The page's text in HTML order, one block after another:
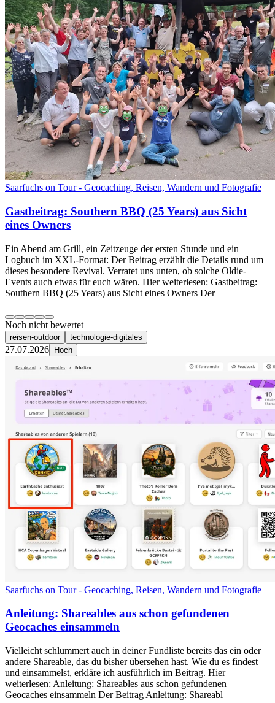
Saarfuchs on Tour - Geocaching, Reisen, Wandern und Fotografie
Gastbeitrag: Southern BBQ (25 Years) aus Sicht
eines Owners
Ein Abend am Grill, ein Zeitzeuge der ersten Stunde und ein
Logbuch im XXL-Format: Der Beitrag erzählt die Details rund um
dieses besondere Revival. Verratet uns unten, ob solche Oldie-
Events auch etwas für euch wären. Hier weiterlesen: Gastbeitrag:
Southern BBQ (25 Years) aus Sicht eines Owners Der
Noch nicht bewertet
reisen-outdoor technologie-digitales
27.07.2026 Hoch
Saarfuchs on Tour - Geocaching, Reisen, Wandern und Fotografie
Anleitung: Shareables aus schon gefundenen
Geocaches einsammeln
Vielleicht schlummert auch in deiner Fundliste bereits das ein oder
andere Shareable, das du bisher übersehen hast. Wie du es findest
und einsammelst, erkläre ich ausführlich im Beitrag. Hier
weiterlesen: Anleitung: Shareables aus schon gefundenen
Geocaches einsammeln Der Beitrag Anleitung: Shareabl